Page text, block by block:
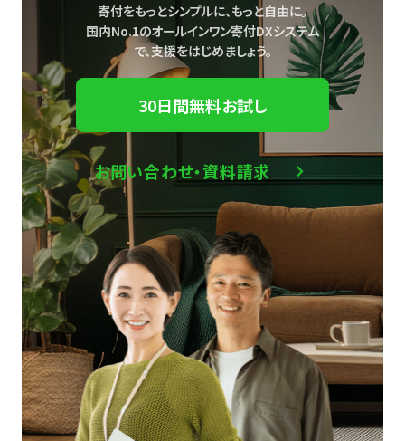
寄付をもっとシンプルに、もっと自由に。
国内No.1のオールインワン寄付DXシステム
で、支援をはじめましょう。
30日間無料お試し
お問い合わせ・資料請求